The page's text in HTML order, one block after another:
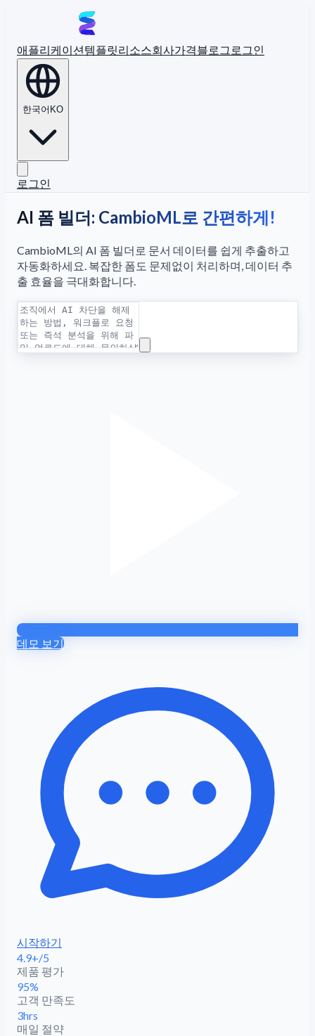
애플리케이션템플릿리소스회사가격블로그 로그인
한국어 KO
로그인
AI 폼 빌더: CambioML로 간편하게!
CambioML의 AI 폼 빌더로 문서 데이터를 쉽게 추출하고
자동화하세요. 복잡한 폼도 문제없이 처리하며, 데이터 추
출 효율을 극대화합니다.
데모 보기
시작하기
4.9+/5
제품 평가
95%
고객 만족도
3hrs
매일 절약